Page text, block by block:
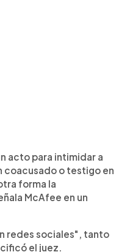
acto para intimidar a
coacusado o testigo en
forma la
McAfee en un
redes sociales", tanto
el juez.